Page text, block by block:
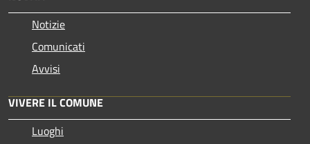
Notizie
Comunicati
Avvisi
VIVERE IL COMUNE
Luoghi